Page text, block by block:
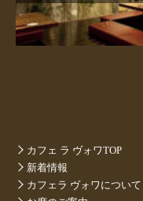
カフェ ラ ヴォワTOP
新着情報
カフェラ ヴォワについて